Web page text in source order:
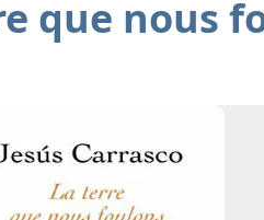
que nous